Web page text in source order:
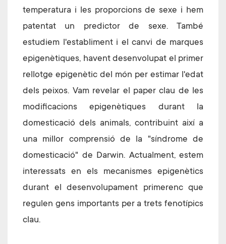
temperatura i les proporcions de sexe i hem
patentat un predictor de sexe. També
estudiem l'establiment i el canvi de marques
epigenètiques, havent desenvolupat el primer
rellotge epigenètic del món per estimar l'edat
dels peixos. Vam revelar el paper clau de les
modificacions epigenètiques durant la
domesticació dels animals, contribuint així a
una millor comprensió de la "síndrome de
domesticació" de Darwin. Actualment, estem
interessats en els mecanismes epigenètics
durant el desenvolupament primerenc que
regulen gens importants per a trets fenotípics
clau.